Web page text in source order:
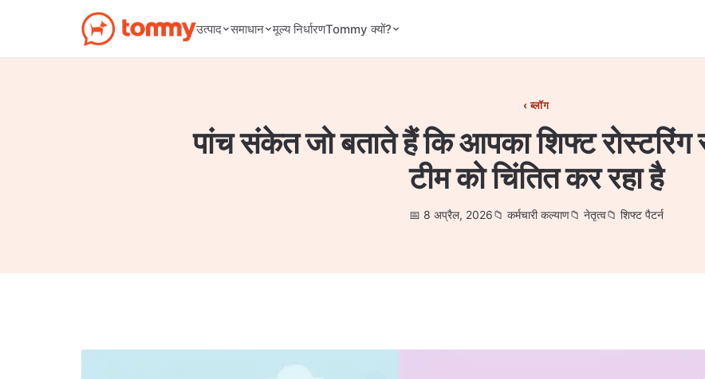
उत्पाद समाधान मूल्य निर्धारणTommy क्यों?
ब्लॉग
पांच संकेत जो बताते हैं कि आपका शिफ्ट
टीम को चिंतित कर रहा है
8 अप्रैल, 2026 कर्मचारी कल्याण नेतृत्व शिफ्ट पैटर्न